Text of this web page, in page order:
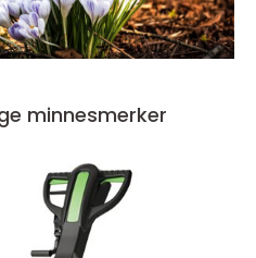
minnesmerker